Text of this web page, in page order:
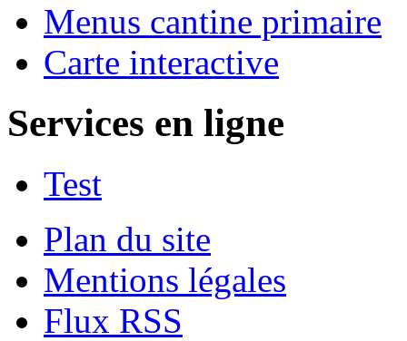
Menus cantine primaire
Carte interactive
Services en ligne
Test
Plan du site
Mentions légales
Flux RSS